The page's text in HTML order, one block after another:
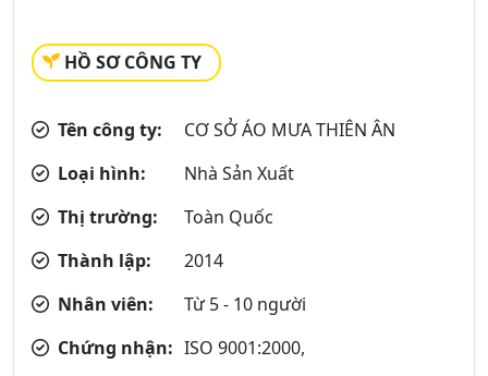
HỒ SƠ CÔNG TY
Tên công ty:
CƠ SỞ ÁO MƯA THIÊN ÂN
Loại hình:
Nhà Sản Xuất
Thị trường:
Toàn Quốc
Thành lập:
2014
Nhân viên:
Từ 5 - 10 người
Chứng nhận: ISO 9001:2000,